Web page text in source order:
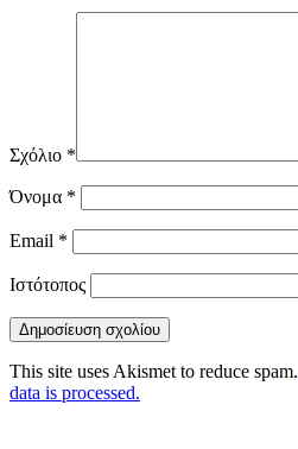
Σχόλιο *
Όνομα *
Email *
Ιστότοπος
This site uses Akismet to reduce spam.
data is processed.